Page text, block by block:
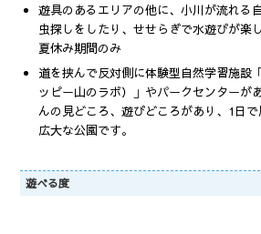
遊具のあるエリアの他に、小川が流れる
虫探しをしたり、せせらぎで水遊びが楽
夏休み期間のみ
道を挟んで反対側に体験型自然学習施設
ッピー山のラボ）」やパークセンターが
んの見どころ、遊びどころがあり、1日
広大な公園です。
遊べる度